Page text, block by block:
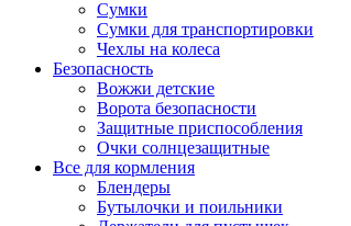
Сумки
Сумки для транспортировки
Чехлы на колеса
Безопасность
Вожжи детские
Ворота безопасности
Защитные приспособления
Очки солнцезащитные
Все для кормления
Блендеры
Бутылочки и поильники